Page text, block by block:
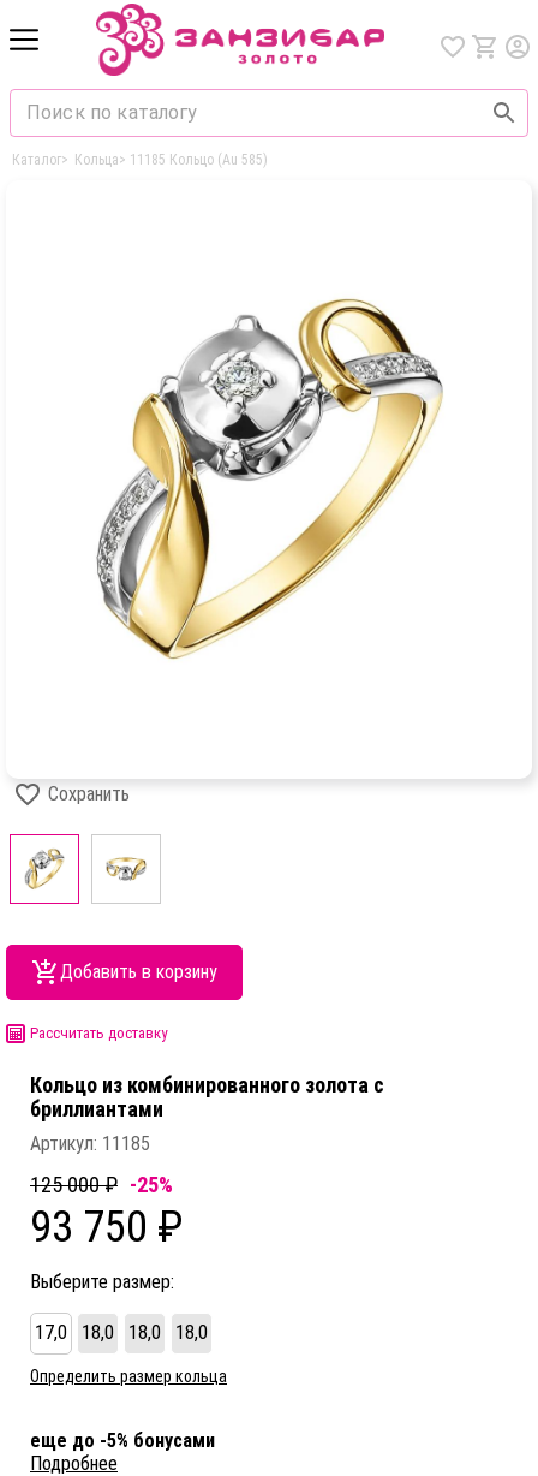
Каталог> Кольца> 11185 Кольцо (Au 585)
Сохранить
Добавить в корзину
Рассчитать доставку
Кольцо из комбинированного золота c
бриллиантами
Артикул: 11185
125 000 ₽ -25%
93 750 ₽
Выберите размер:
17,0 18,0 18,0 18,0
Определить размер кольца
еще до -5% бонусами
Подробнее